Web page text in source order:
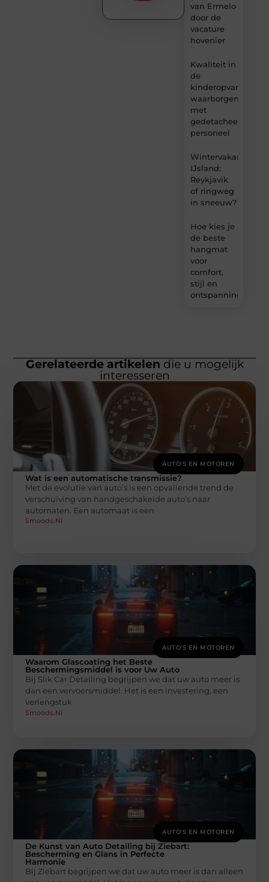
van Ermelo
door de
vacature
hovenier
Kwaliteit in
de
kinderopvang
waarborgen
met
gedetacheerd
personeel
Wintervakantie
IJsland:
Reykjavik
of ringweg
in sneeuw?
Hoe kies je
de beste
hangmat
voor
comfort,
stijl en
ontspanning?
Gerelateerde artikelen die u mogelijk
interesseren
AUTO'S EN MOTOREN
Wat is een automatische transmissie?
Met de evolutie van auto’s is een opvallende trend de
verschuiving van handgeschakelde auto’s naar
automaten. Een automaat is een
Smoods.nl
AUTO'S EN MOTOREN
Waarom Glascoating het Beste
Beschermingsmiddel is voor Uw Auto
Bij Slik Car Detailing begrijpen we dat uw auto meer is
dan een vervoersmiddel. Het is een investering, een
verlengstuk
Smoods.nl
AUTO'S EN MOTOREN
De Kunst van Auto Detailing bij Ziebart:
Bescherming en Glans in Perfecte
Harmonie
Bij Ziebart begrijpen we dat uw auto meer is dan alleen